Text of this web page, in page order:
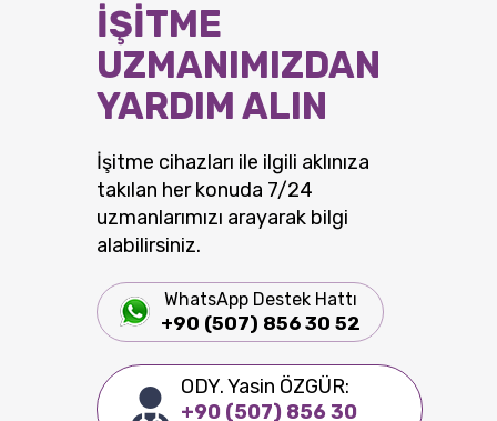
İŞİTME
UZMANIMIZDAN
YARDIM ALIN
İşitme cihazları ile ilgili aklınıza
takılan her konuda 7/24
uzmanlarımızı arayarak bilgi
alabilirsiniz.
WhatsApp Destek Hattı
+90 (507) 856 30 52
ODY. Yasin ÖZGÜR:
+90 (507) 856 30